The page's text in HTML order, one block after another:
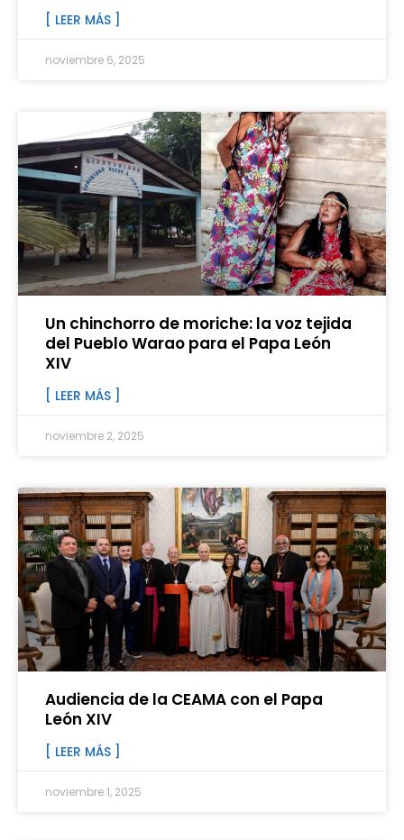
[ LEER MÁS ]
noviembre 6, 2025
Un chinchorro de moriche: la voz tejida
del Pueblo Warao para el Papa León
XIV
[ LEER MÁS ]
noviembre 2, 2025
Audiencia de la CEAMA con el Papa
León XIV
[ LEER MÁS ]
noviembre 1, 2025